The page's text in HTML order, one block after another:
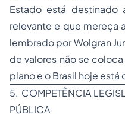
Estado está destinado
relevante e que mereça
lembrado por Wolgran
de valores não se
plano e o Brasil hoje está
5. COMPETÊNCIA
PÚBLICA